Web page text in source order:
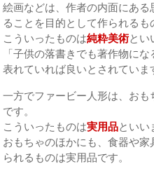
絵画などは、作者の内面にあ
ることを目的として作られるも
こういったものは純粋美術とい
「子供の落書きでも著作物に
表れていれば良いとされていま
一方でファービー人形は、お
です。
こういったものは実用品といい
おもちゃのほかにも、食器や
られるものは実用品です。